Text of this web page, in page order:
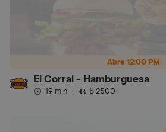
Abre 12:00 PM
El Corral - Hamburguesa
19 min · $ 2500